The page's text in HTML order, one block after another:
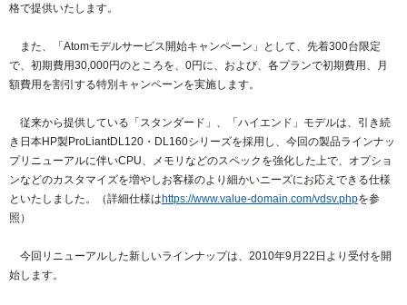
Value Domain Oneにログイン
以下でもログイン可能
Google Yahoo!
Value Domain Oneアカウント作成
GMO ID Amazon
格で提供いたします。
また、「Atomモデルサービス開始キャンペーン」として、 先着300台限定
で、初期費用30,000円のところを、0円に、および、各プランで初期費用、月
額費用を割引する特別キャンペーンを実施します。
従来から提供している「スタンダード」、「ハイエンド」モデルは、引き続
き日本HP製ProLiantDL120・DL160シリーズを採用し、今回の製品ラインナッ
プリニューアルに伴いCPU、メモリなどのスペックを強化した上で、オプショ
ンなどのカスタマイズを増やしお客様のより細かいニーズにお応えできる仕様
といたしました。（詳細仕様はhttps://www.value-domain.com/vdsv.phpを参
照）
今回リニューアルした新しいラインナップは、2010年9月22日より受付を開
始します。